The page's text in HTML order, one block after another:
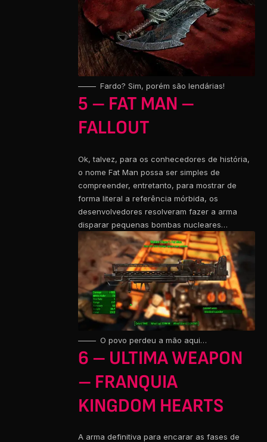
Fardo? Sim, porém são lendárias!
5 – FAT MAN –
FALLOUT
Ok, talvez, para os conhecedores de história,
o nome Fat Man possa ser simples de
compreender, entretanto, para mostrar de
forma literal a referência mórbida, os
desenvolvedores resolveram fazer a arma
disparar pequenas bombas nucleares…
O povo perdeu a mão aqui…
6 – ULTIMA WEAPON
– FRANQUIA
KINGDOM HEARTS
A arma definitiva para encarar as fases de